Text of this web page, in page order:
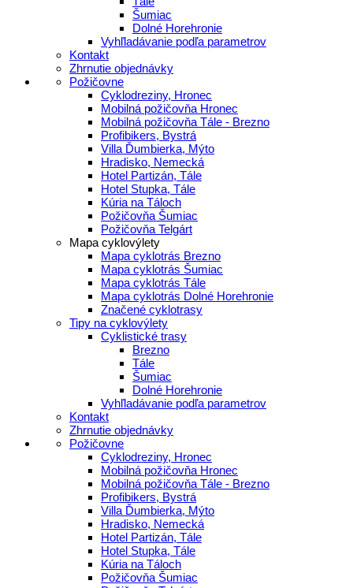
Šumiac
Dolné Horehronie
Vyhľladávanie podľa parametrov
Kontakt
Zhrnutie objednávky
Požičovne
Cyklodreziny, Hronec
Mobilná požičovňa Hronec
Mobilná požičovňa Tále - Brezno
Profibikers, Bystrá
Villa Ďumbierka, Mýto
Hradisko, Nemecká
Hotel Partizán, Tále
Hotel Stupka, Tále
Kúria na Táloch
Požičovňa Šumiac
Požičovňa Telgárt
Mapa cyklovýlety
Mapa cyklotrás Brezno
Mapa cyklotrás Šumiac
Mapa cyklotrás Tále
Mapa cyklotrás Dolné Horehronie
Značené cyklotrasy
Tipy na cyklovýlety
Cyklistické trasy
Brezno
Tále
Šumiac
Dolné Horehronie
Vyhľladávanie podľa parametrov
Kontakt
Zhrnutie objednávky
Požičovne
Cyklodreziny, Hronec
Mobilná požičovňa Hronec
Mobilná požičovňa Tále - Brezno
Profibikers, Bystrá
Villa Ďumbierka, Mýto
Hradisko, Nemecká
Hotel Partizán, Tále
Hotel Stupka, Tále
Kúria na Táloch
Požičovňa Šumiac